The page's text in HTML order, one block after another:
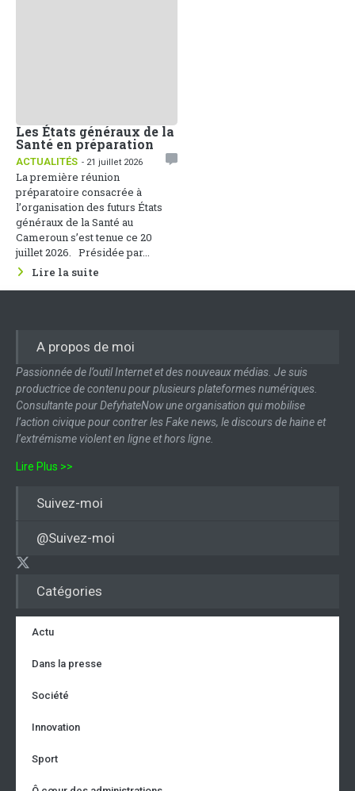
Les États généraux de la
Santé en préparation
ACTUALITÉS - 21 juillet 2026
La première réunion
préparatoire consacrée à
l’organisation des futurs États
généraux de la Santé au
Cameroun s’est tenue ce 20
juillet 2026. Présidée par...
Lire la suite
Catégories
Actu
Dans la presse
Société
Innovation
Sport
A propos de moi
Passionnée de l’outil Internet et des nouveaux médias. Je suis
productrice de contenu pour plusieurs plateformes numériques.
Consultante pour DefyhateNow une organisation qui mobilise
l’action civique pour contrer les Fake news, le discours de haine et
l’extrémisme violent en ligne et hors ligne.
Lire Plus >>
Suivez-moi
@Suivez-moi